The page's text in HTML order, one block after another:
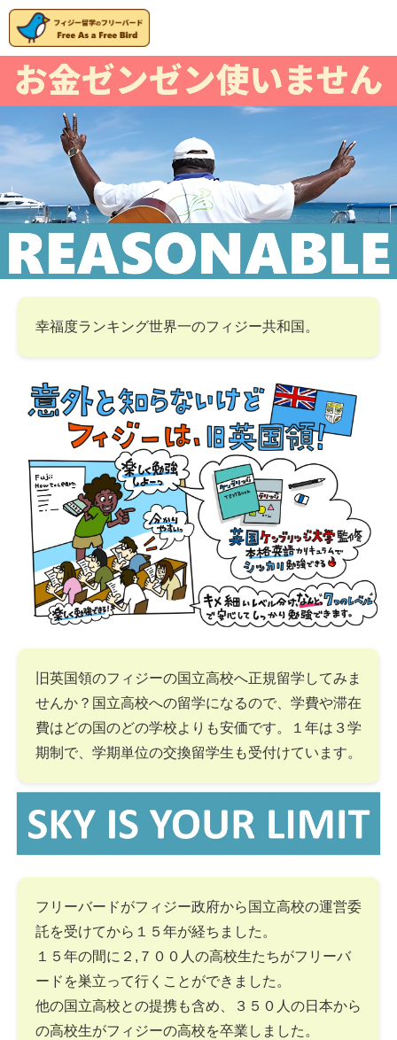
幸福度ランキング世界一のフィジー共和国。
旧英国領のフィジーの国立高校へ正規留学してみま
せんか？国立高校への留学になるので、学費や滞在
費はどの国のどの学校よりも安価です。１年は３学
期制で、学期単位の交換留学生も受付けています。
フリーバードがフィジー政府から国立高校の運営委
託を受けてから１５年が経ちました。
１５年の間に２,７００人の高校生たちがフリーバ
ードを巣立って行くことができました。
他の国立高校との提携も含め、３５０人の日本から
の高校生がフィジーの高校を卒業しました。